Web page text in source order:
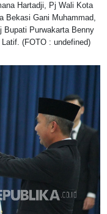
Hartadji, Pj Wali Kota
Bekasi Gani Muhammad,
Bupati Purwakarta Benny
(FOTO : undefined)